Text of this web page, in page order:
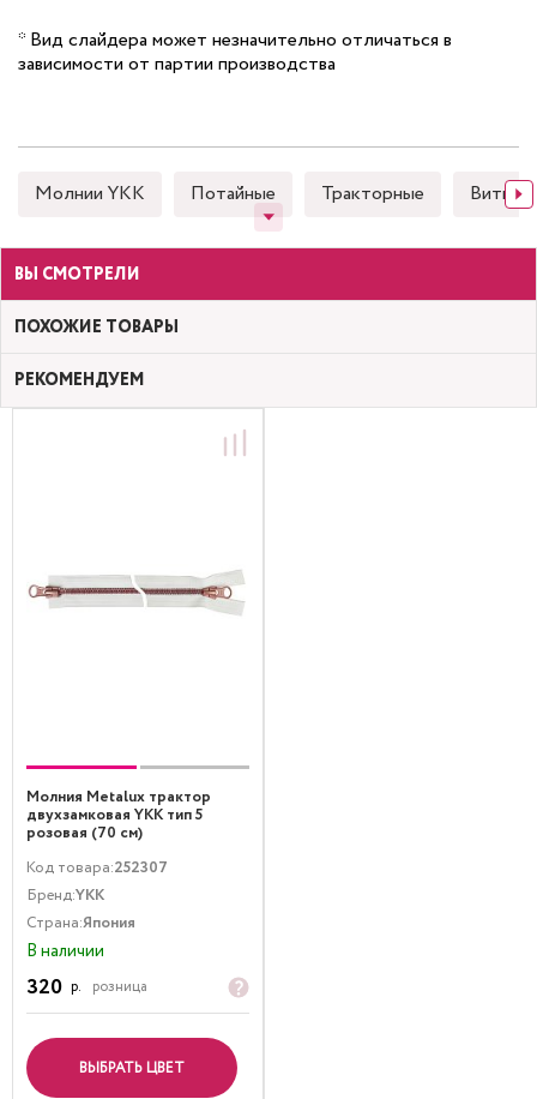
* Вид слайдера может незначительно отличаться в
зависимости от партии производства
Молнии YKK Потайные Тракторные Витые
ВЫ СМОТРЕЛИ
ПОХОЖИЕ ТОВАРЫ
РЕКОМЕНДУЕМ
Молния Metalux трактор
двухзамковая YKK тип 5
розовая (70 см)
Код товара:252307
Бренд:YKK
Страна:Япония
В наличии
320 р. розница
ВЫБРАТЬ ЦВЕТ